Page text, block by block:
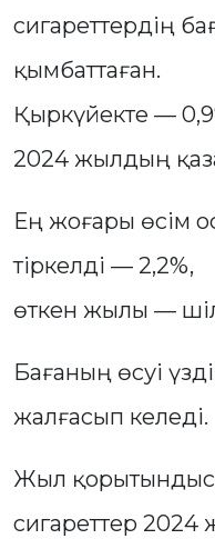
сигареттердің
қымбаттаған.
Қыркүйекте —
2024 жылдың
Ең жоғары өсім
тіркелді — 2,2%,
өткен жылы —
Бағаның өсуі
жалғасып келеді.
Жыл
сигареттер 2024